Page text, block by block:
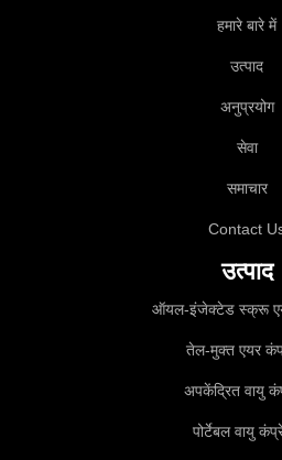
हमारे बारे में
उत्पाद
अनुप्रयोग
सेवा
समाचार
Contact
उत्पाद
ऑयल-इंजेक्टेड स्क्रू
तेल-मुक्त एयर
अपकेंद्रित वायु
पोर्टेबल वायु